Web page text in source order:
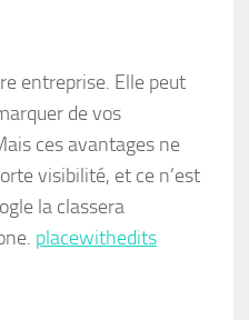
entreprise. Elle peut
de vos
ces avantages ne
visibilité, et ce n’est
la classera
placewithedits